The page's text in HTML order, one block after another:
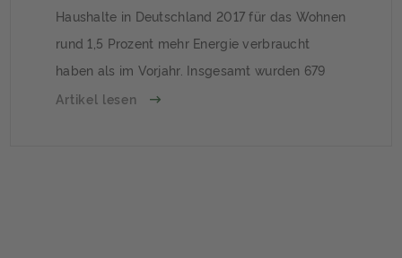
Haushalte in Deutschland 2017 für das Wohnen
rund 1,5 Prozent mehr Energie verbraucht
haben als im Vorjahr. Insgesamt wurden 679
Milliarden Kilowattstunden (kWh) für
Artikel lesen